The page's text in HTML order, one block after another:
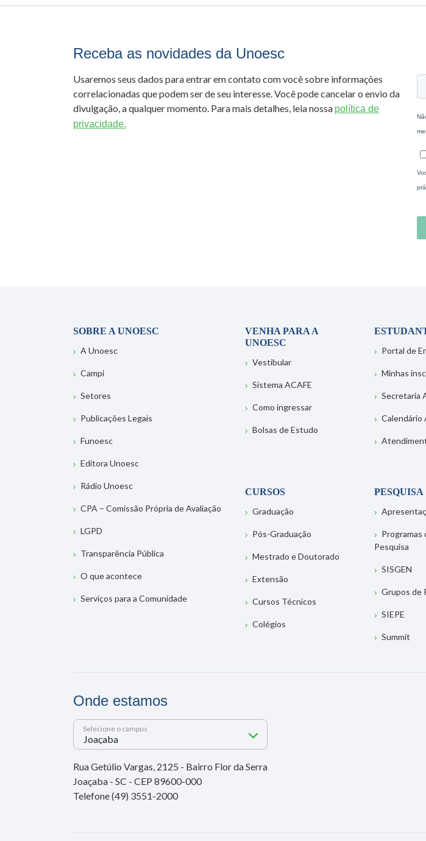
Receba as novidades da Unoesc
Usaremos seus dados para entrar em contato com você sobre informações
correlacionadas que podem ser de seu interesse. Você pode cancelar o envio da
divulgação, a qualquer momento. Para mais detalhes, leia nossa política de
privacidade.
SOBRE A UNOESC
A Unoesc
Campi
Setores
Publicações Legais
Funoesc
Editora Unoesc
Rádio Unoesc
CPA – Comissão Própria de Avaliação
LGPD
Transparência Pública
O que acontece
Serviços para a Comunidade
VENHA PARA A
UNOESC
Vestibular
Sistema ACAFE
Como ingressar
Bolsas de Estudo
Portal de
Minhas
Secretaria
Calendário
CURSOS
Graduação
Pós-Graduação
Mestrado e Doutorado
Extensão
Cursos Técnicos
Colégios
PESQUISA
Programas
Pesquisa
SISGEN
Grupos de
SIEPE
Summit
Onde estamos
Selecione o campus
Rua Getúlio Vargas, 2125 - Bairro Flor da Serra
Joaçaba - SC - CEP 89600-000
Telefone (49) 3551-2000